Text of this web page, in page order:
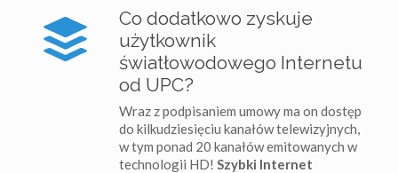
Co dodatkowo zyskuje
użytkownik
światłowodowego Internetu
od UPC?
Wraz z podpisaniem umowy ma on dostęp
do kilkudziesięciu kanałów telewizyjnych,
w tym ponad 20 kanałów emitowanych w
technologii HD! Szybki Internet